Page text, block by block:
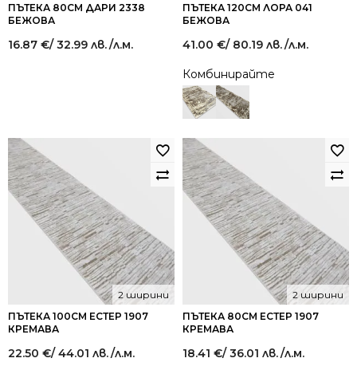
ПЪТЕКА 80СМ ДАРИ 2338
БЕЖОВА
16.87 €/ 32.99 лв./л.м.
ПЪТЕКА 120СМ ЛОРА 041
БЕЖОВА
41.00 €/ 80.19 лв./л.м.
Комбинирайте
ПЪТЕКА 100СМ ЕСТЕР 1907
КРЕМАВА
2 ширини
22.50 €/ 44.01 лв./л.м.
ПЪТЕКА 80СМ ЕСТЕР 1907
КРЕМАВА
2 ширини
18.41 €/ 36.01 лв./л.м.